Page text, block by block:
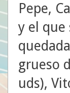
Pepe,
y el que
grueso
uds),